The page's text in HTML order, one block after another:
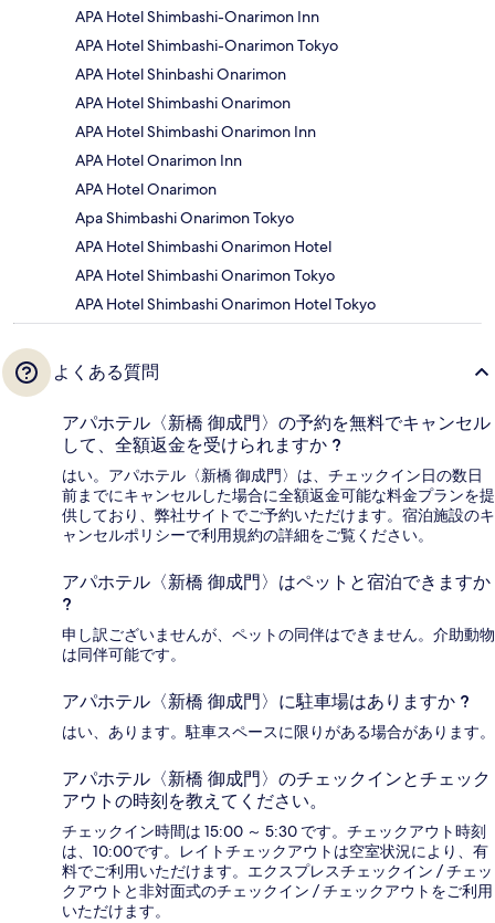
APA Hotel Shimbashi-Onarimon Inn
APA Hotel Shimbashi-Onarimon Tokyo
APA Hotel Shinbashi Onarimon
APA Hotel Shimbashi Onarimon
APA Hotel Shimbashi Onarimon Inn
APA Hotel Onarimon Inn
APA Hotel Onarimon
Apa Shimbashi Onarimon Tokyo
APA Hotel Shimbashi Onarimon Hotel
APA Hotel Shimbashi Onarimon Tokyo
APA Hotel Shimbashi Onarimon Hotel Tokyo
よくある質問
アパホテル〈新橋 御成門〉の予約を無料でキャンセル
して、全額返金を受けられますか ?
はい。アパホテル〈新橋 御成門〉は、チェックイン日の数日
前までにキャンセルした場合に全額返金可能な料金プランを提
供しており、弊社サイトでご予約いただけます。宿泊施設のキ
ャンセルポリシーで利用規約の詳細をご覧ください。
アパホテル〈新橋 御成門〉はペットと宿泊できますか
?
申し訳ございませんが、ペットの同伴はできません。介助動物
は同伴可能です。
アパホテル〈新橋 御成門〉に駐車場はありますか ?
はい、あります。駐車スペースに限りがある場合があります。
アパホテル〈新橋 御成門〉のチェックインとチェック
アウトの時刻を教えてください。
チェックイン時間は 15:00 ～ 5:30 です。チェックアウト時刻
は、10:00です。レイトチェックアウトは空室状況により、有
料でご利用いただけます。エクスプレスチェックイン / チェッ
クアウトと非対面式のチェックイン / チェックアウトをご利用
いただけます。